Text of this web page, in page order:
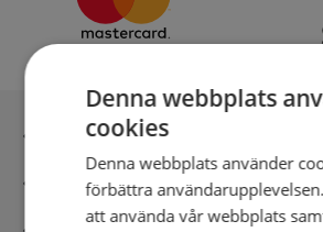
Inga kopior till omfrågad
Säker betalning med stripe
Denna webbplats
cookies
Denna webbplats använder
förbättra
att använda vår webbplats